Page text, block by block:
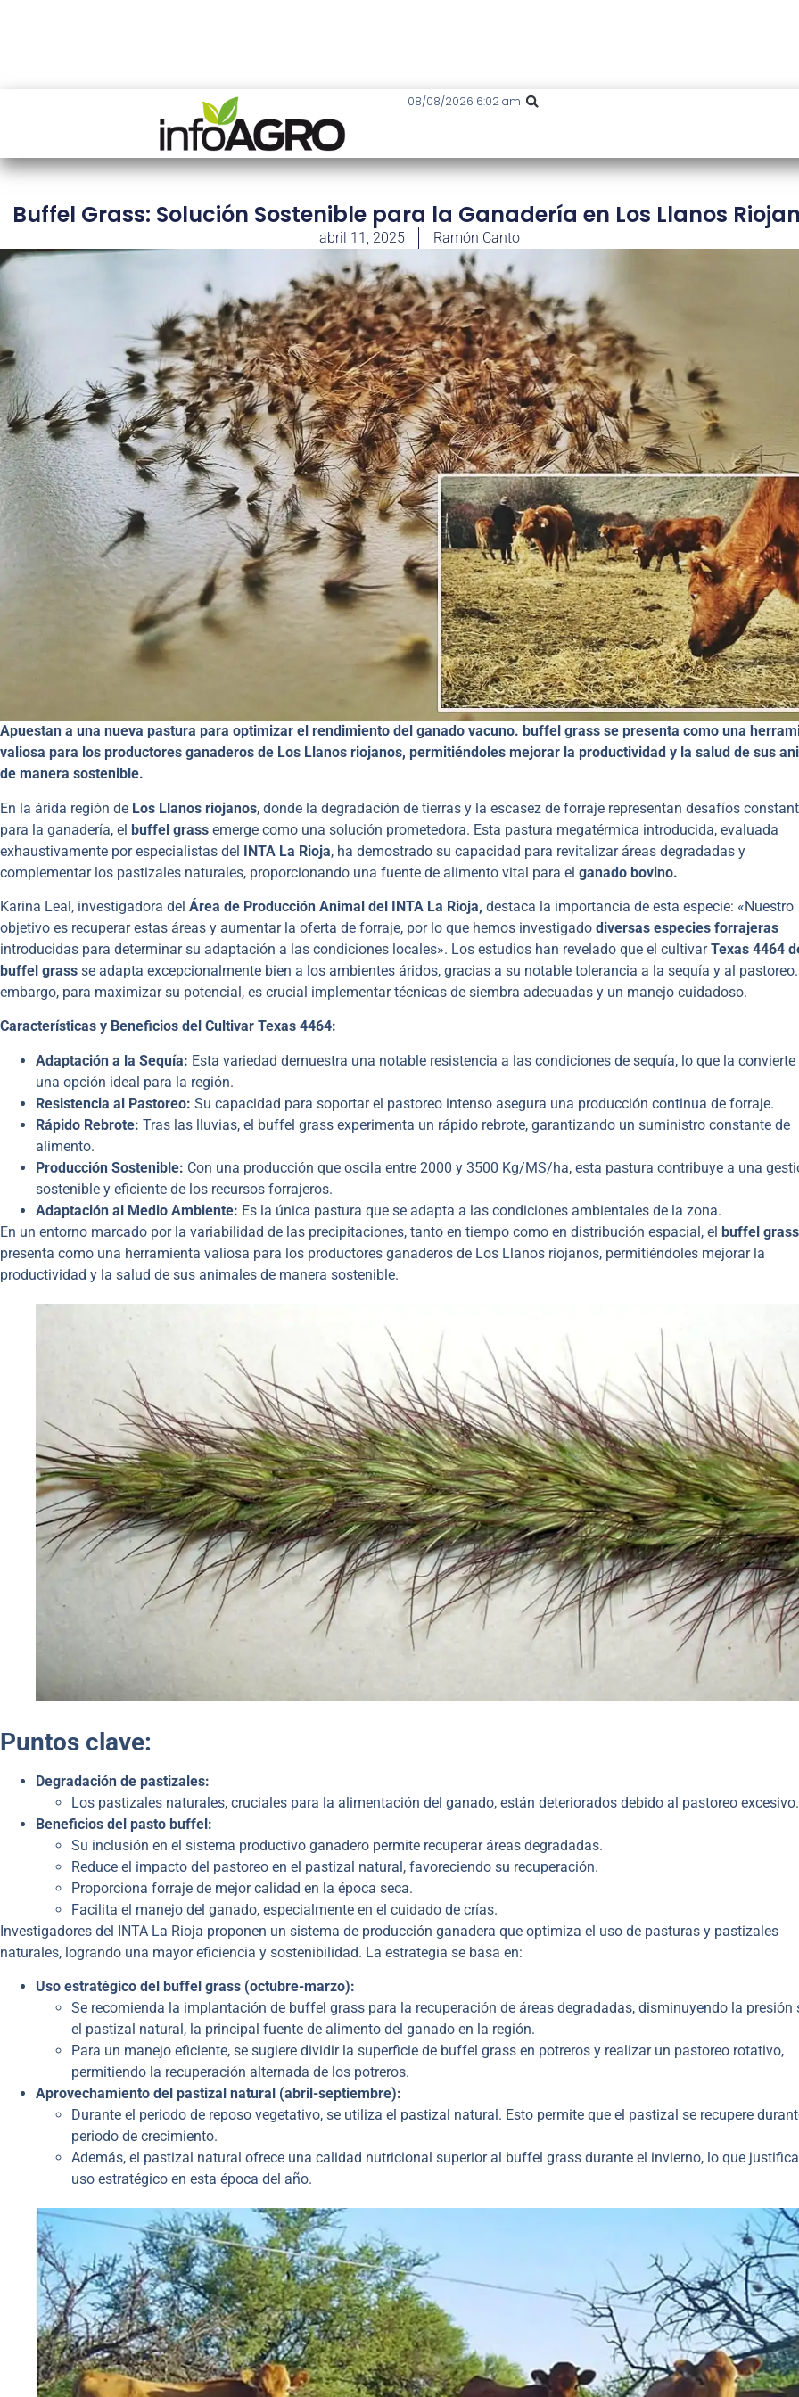
08/08/2026 6:02 am
Buffel Grass: Solución Sostenible para la Ganadería en Los Llanos
abril 11, 2025 Ramón Canto
Apuestan a una nueva pastura para optimizar el rendimiento del ganado vacuno. buffel grass se presenta como una
valiosa para los productores ganaderos de Los Llanos riojanos, permitiéndoles mejorar la productividad y la salud de sus
de manera sostenible.
En la árida región de Los Llanos riojanos, donde la degradación de tierras y la escasez de forraje representan desafíos
para la ganadería, el buffel grass emerge como una solución prometedora. Esta pastura megatérmica introducida, evaluada
exhaustivamente por especialistas del INTA La Rioja, ha demostrado su capacidad para revitalizar áreas degradadas y
complementar los pastizales naturales, proporcionando una fuente de alimento vital para el ganado bovino.
Karina Leal, investigadora del Área de Producción Animal del INTA La Rioja, destaca la importancia de esta especie: «Nuestro
objetivo es recuperar estas áreas y aumentar la oferta de forraje, por lo que hemos investigado diversas especies forrajeras
introducidas para determinar su adaptación a las condiciones locales». Los estudios han revelado que el cultivarTexas 4464
buffel grass se adapta excepcionalmente bien a los ambientes áridos, gracias a su notable tolerancia a la sequía y al
embargo, para maximizar su potencial, es crucial implementar técnicas de siembra adecuadas y un manejo cuidadoso.
Características y Beneficios del Cultivar Texas 4464:
Adaptación a la Sequía: Esta variedad demuestra una notable resistencia a las condiciones de sequía, lo que la convierte
una opción ideal para la región.
Resistencia al Pastoreo: Su capacidad para soportar el pastoreo intenso asegura una producción continua de forraje.
Rápido Rebrote: Tras las lluvias, el buffel grass experimenta un rápido rebrote, garantizando un suministro constante de
alimento.
Producción Sostenible: Con una producción que oscila entre 2000 y 3500 Kg/MS/ha, esta pastura contribuye a una
sostenible y eficiente de los recursos forrajeros.
Adaptación al Medio Ambiente: Es la única pastura que se adapta a las condiciones ambientales de la zona.
En un entorno marcado por la variabilidad de las precipitaciones, tanto en tiempo como en distribución espacial, el buffel grass
presenta como una herramienta valiosa para los productores ganaderos de Los Llanos riojanos, permitiéndoles mejorar la
productividad y la salud de sus animales de manera sostenible.
Puntos clave:
Degradación de pastizales:
Los pastizales naturales, cruciales para la alimentación del ganado, están deteriorados debido al pastoreo excesivo.
Beneficios del pasto buffel:
Su inclusión en el sistema productivo ganadero permite recuperar áreas degradadas.
Reduce el impacto del pastoreo en el pastizal natural, favoreciendo su recuperación.
Proporciona forraje de mejor calidad en la época seca.
Facilita el manejo del ganado, especialmente en el cuidado de crías.
Investigadores del INTA La Rioja proponen un sistema de producción ganadera que optimiza el uso de pasturas y pastizales
naturales, logrando una mayor eficiencia y sostenibilidad. La estrategia se basa en:
Uso estratégico del buffel grass (octubre-marzo):
Se recomienda la implantación de buffel grass para la recuperación de áreas degradadas, disminuyendo la presión
el pastizal natural, la principal fuente de alimento del ganado en la región.
Para un manejo eficiente, se sugiere dividir la superficie de buffel grass en potreros y realizar un pastoreo rotativo,
permitiendo la recuperación alternada de los potreros.
Aprovechamiento del pastizal natural (abril-septiembre):
Durante el periodo de reposo vegetativo, se utiliza el pastizal natural. Esto permite que el pastizal se recupere
periodo de crecimiento.
Además, el pastizal natural ofrece una calidad nutricional superior al buffel grass durante el invierno, lo que
uso estratégico en esta época del año.